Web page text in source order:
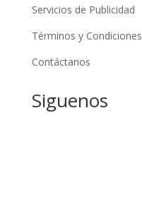
Servicios de Publicidad
Términos y Condiciones
Contáctanos
Siguenos